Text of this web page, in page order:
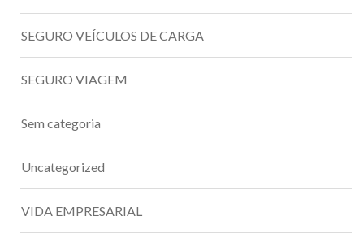
SEGURO VEÍCULOS DE CARGA
SEGURO VIAGEM
Sem categoria
Uncategorized
VIDA EMPRESARIAL